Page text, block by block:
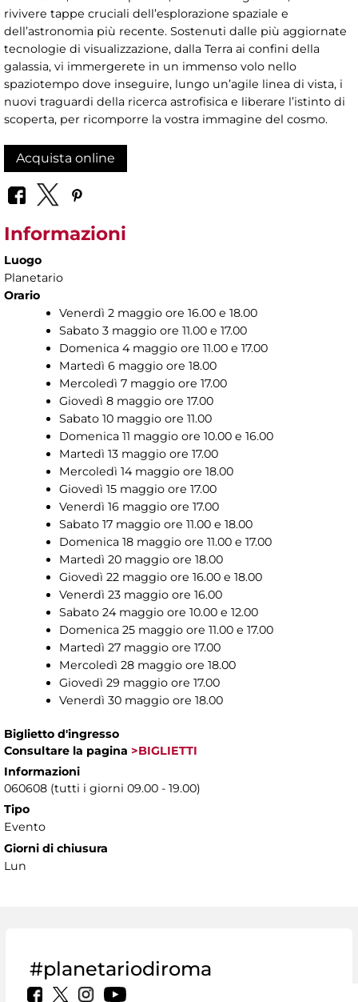
rivivere tappe cruciali dell’esplorazione spaziale e
dell’astronomia più recente. Sostenuti dalle più aggiornate
tecnologie di visualizzazione, dalla Terra ai confini della
galassia, vi immergerete in un immenso volo nello
spaziotempo dove inseguire, lungo un’agile linea di vista, i
nuovi traguardi della ricerca astrofisica e liberare l’istinto di
scoperta, per ricomporre la vostra immagine del cosmo.
Acquista online
Informazioni
Luogo
Planetario
Orario
Venerdì 2 maggio ore 16.00 e 18.00
Sabato 3 maggio ore 11.00 e 17.00
Domenica 4 maggio ore 11.00 e 17.00
Martedì 6 maggio ore 18.00
Mercoledì 7 maggio ore 17.00
Giovedì 8 maggio ore 17.00
Sabato 10 maggio ore 11.00
Domenica 11 maggio ore 10.00 e 16.00
Martedì 13 maggio ore 17.00
Mercoledì 14 maggio ore 18.00
Giovedì 15 maggio ore 17.00
Venerdì 16 maggio ore 17.00
Sabato 17 maggio ore 11.00 e 18.00
Domenica 18 maggio ore 11.00 e 17.00
Martedì 20 maggio ore 18.00
Giovedì 22 maggio ore 16.00 e 18.00
Venerdì 23 maggio ore 16.00
Sabato 24 maggio ore 10.00 e 12.00
Domenica 25 maggio ore 11.00 e 17.00
Martedì 27 maggio ore 17.00
Mercoledì 28 maggio ore 18.00
Giovedì 29 maggio ore 17.00
Venerdì 30 maggio ore 18.00
Biglietto d'ingresso
Consultare la pagina >BIGLIETTI
Informazioni
060608 (tutti i giorni 09.00 - 19.00)
Tipo
Evento
Giorni di chiusura
Lun
#planetariodiroma